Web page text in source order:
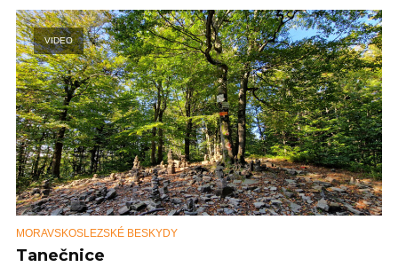
VIDEO
MORAVSKOSLEZSKÉ BESKYDY
Tanečnice